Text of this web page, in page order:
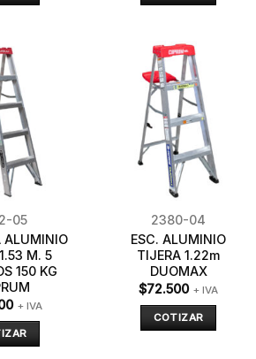
05
ALUMINIO
M. 5
150 KG
+ IVA
2380-04
ESC. ALUMINIO
TIJERA 1.22m
DUOMAX
$72.500 + IVA
COTIZAR